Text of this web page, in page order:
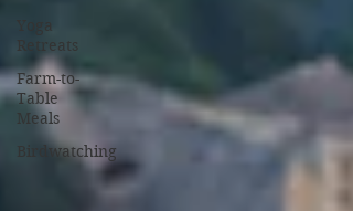
Retreats
Farm-to-
Table
Meals
Birdwatching